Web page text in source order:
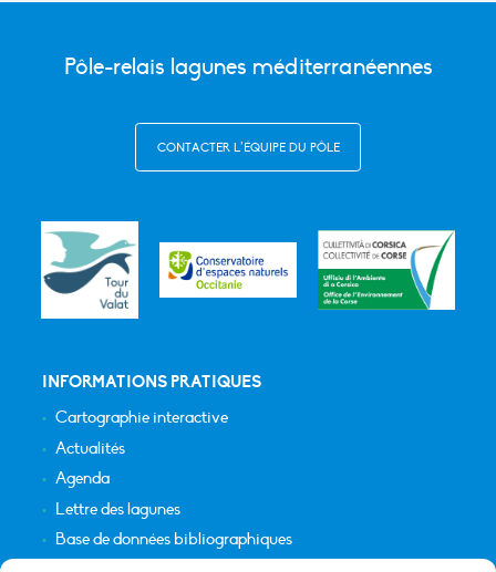
Pôle-relais lagunes méditerranéennes
CONTACTER L’ÉQUIPE DU PÔLE
INFORMATIONS PRATIQUES
Cartographie interactive
Actualités
Agenda
Lettre des lagunes
Base de données bibliographiques